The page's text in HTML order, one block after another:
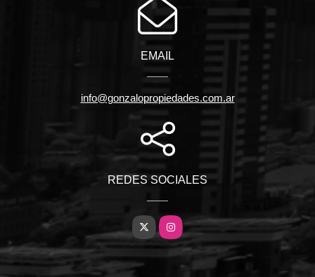
EMAIL
info@gonzalopropiedades.com.ar
REDES SOCIALES
X Instagram